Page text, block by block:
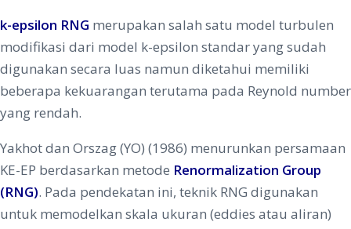
k-epsilon RNG merupakan salah satu model turbulen
modifikasi dari model k-epsilon standar yang sudah
digunakan secara luas namun diketahui memiliki
beberapa kekuarangan terutama pada Reynold number
yang rendah.
Yakhot dan Orszag (YO) (1986) menurunkan persamaan
KE-EP berdasarkan metode Renormalization Group
(RNG). Pada pendekatan ini, teknik RNG digunakan
untuk memodelkan skala ukuran (eddies atau aliran)